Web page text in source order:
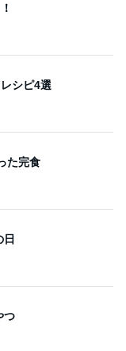
シピ4選
た完食
日
つ